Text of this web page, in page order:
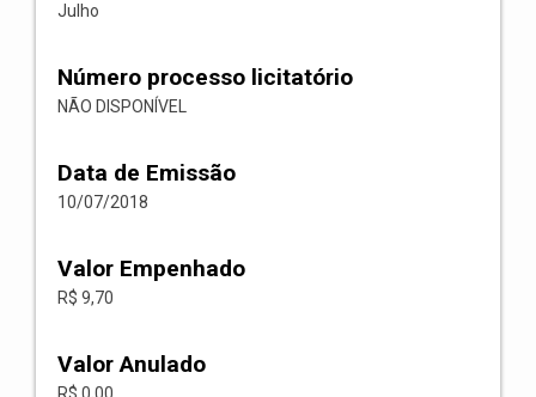
Julho
Número processo licitatório
NÃO DISPONÍVEL
Data de Emissão
10/07/2018
Valor Empenhado
R$ 9,70
Valor Anulado